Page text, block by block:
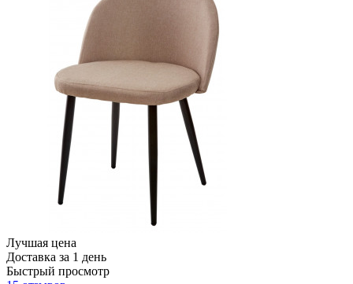
Лучшая цена
Доставка за 1 день
Быстрый просмотр